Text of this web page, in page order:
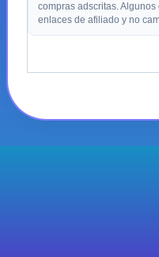
compras adscritas.
enlaces de afiliado y no